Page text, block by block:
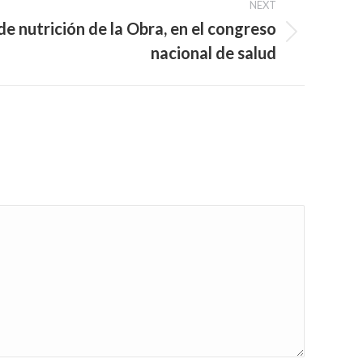
NEXT
nutrición de la Obra, en el congreso
nacional de salud